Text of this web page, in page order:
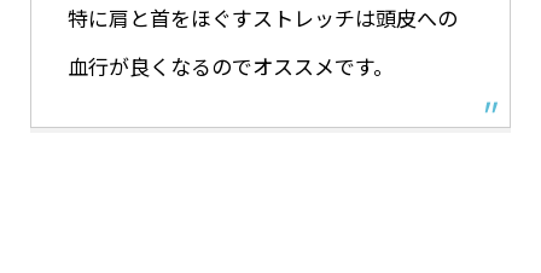
特に肩と首をほぐすストレッチは頭皮への
血行が良くなるのでオススメです。